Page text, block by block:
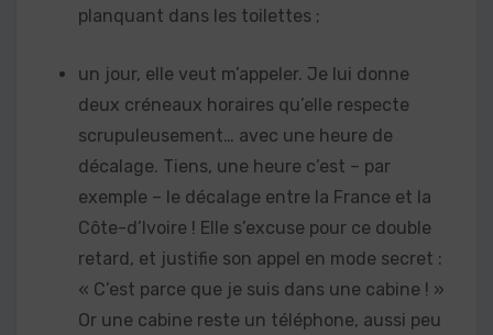
planquant dans les toilettes ;
un jour, elle veut m’appeler. Je lui donne
deux créneaux horaires qu’elle respecte
scrupuleusement… avec une heure de
décalage. Tiens, une heure c’est – par
exemple – le décalage entre la France et la
Côte-d’Ivoire ! Elle s’excuse pour ce double
retard, et justifie son appel en mode secret :
« C’est parce que je suis dans une cabine ! »
Or une cabine reste un téléphone, aussi peu